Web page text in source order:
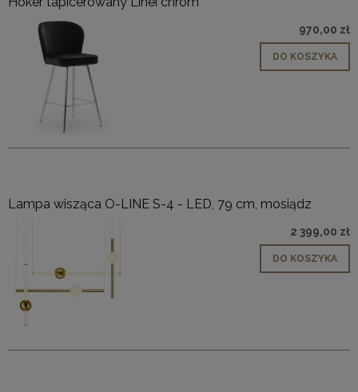
970,00 zł
DO KOSZYKA
Lampa wisząca O-LINE S-4 - LED, 79 cm, mosiądz
2 399,00 zł
DO KOSZYKA